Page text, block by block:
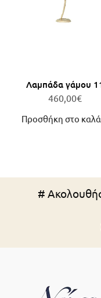
Λαμπάδα γάμου
460,00€
Προσθήκη στο
#